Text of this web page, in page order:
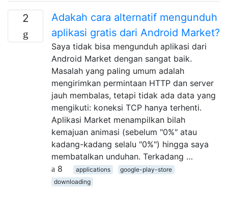
2
Adakah cara alternatif mengunduh
aplikasi gratis dari Android Market?
Saya tidak bisa mengunduh aplikasi dari
Android Market dengan sangat baik.
Masalah yang paling umum adalah
mengirimkan permintaan HTTP dan server
jauh membalas, tetapi tidak ada data yang
mengikuti: koneksi TCP hanya terhenti.
Aplikasi Market menampilkan bilah
kemajuan animasi (sebelum "0%" atau
kadang-kadang selalu "0%") hingga saya
membatalkan unduhan. Terkadang …
8
applications
google-play-store
downloading